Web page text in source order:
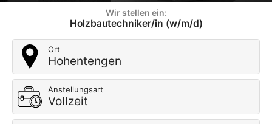
Wir stellen ein:
Holzbautechniker/in (w/m/d)
Ort
Hohentengen
Anstellungsart
Vollzeit